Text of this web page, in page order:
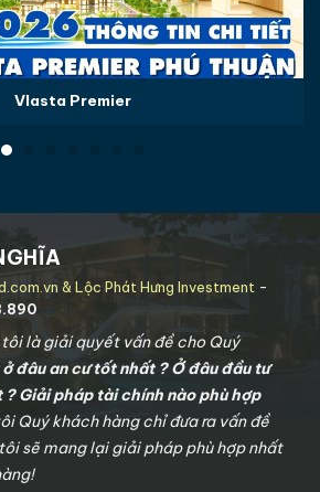
Vlasta Premier
& Lộc Phát Hưng Investment -
là giải quyết vấn đề cho Quý
ở đâu an cư tốt nhất ? Ở đâu đầu tư
Giải pháp tài chính nào phù hợp
Quý khách hàng chỉ đưa ra vấn đề
sẽ mang lại giải pháp phù hợp nhất